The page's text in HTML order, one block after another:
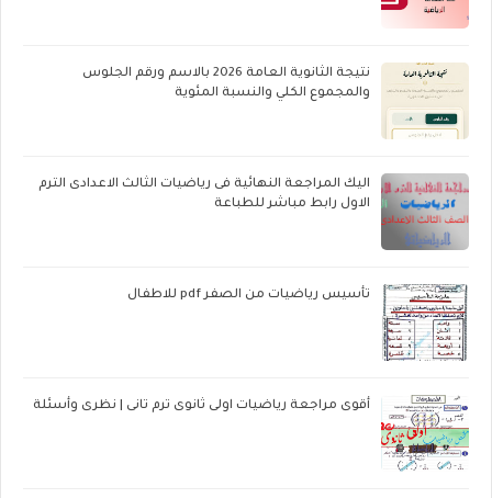
نتيجة الثانوية العامة 2026 بالاسم ورقم الجلوس
والمجموع الكلي والنسبة المئوية
اليك المراجعة النهائية فى رياضيات الثالث الاعدادى الترم
الاول رابط مباشر للطباعة
تأسيس رياضيات من الصفر pdf للاطفال
أقوى مراجعة رياضيات اولى ثانوى ترم تانى | نظرى وأسئلة